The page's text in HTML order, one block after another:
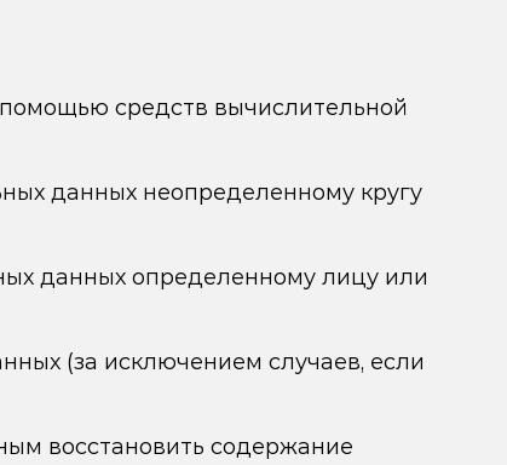
средств вычислительной
данных неопределенному кругу
данных определенному лицу или
(за исключением случаев, если
восстановить содержание